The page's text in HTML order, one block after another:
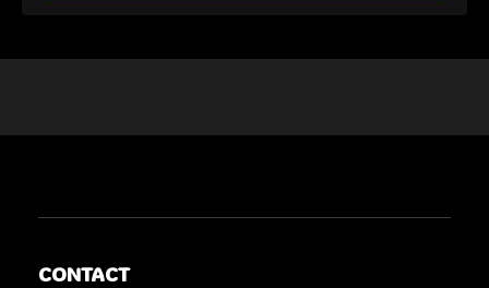
CONTACT